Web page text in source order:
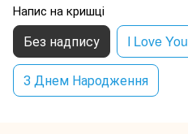
Напис на кришці
Без надпису I Love You
З Днем Народження